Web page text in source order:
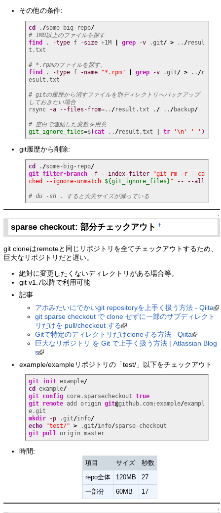
その他の条件:
cd . /some-big-repo/
# 1MB以上のファイルを探す
find
. -type f -size +1M grep -v .git/ > .. /resul
t.txt
# *.rpmのファイルを探す。
find
. -type f -name "*.rpm" grep -v .git/ > .. /r
esult.txt
# gitの履歴から消すファイルを別ディレクトリへバックアップ
しておきたい場合
rsync
-a --files-from=.. /result.txt . / .. /backup/
# 空白で連結した変数を用意
git_ignore_files=$(cat .. /result.txt tr '\n' ' ' )
git履歴から削除:
cd . /some-big-repo/
git filter-branch
-f --index-filter
"git rm -r --ca
ched --ignore-unmatch ${git_ignore_files} " -- --all
# du -sh . すると大夫サイズが減っている
↑
sparse checkout: 部分チェックアウト†
git cloneはremoteと同じリポジトリを全てチェックアウトするため、
巨大なリポジトリだと遅い。
絶対に変更したくないディレクトリがある場合等。
git v1.7以降で利用可能
記事
アホみたいにでかいgit repositoryを上手く扱う方法 - Qiita
git sparse checkout で clone せずに一部のサブディレクト
リだけを pull/checkout する
Gitで特定のディレクトリだけcloneする方法 - Qiita
巨大なリポジトリ を Git で上手く扱う方法 | Atlassian Blog
s
example/exampleリポジトリの「test/」以下をチェックアウト
git init example/
cd
example/
git config core.sparsecheckout true
git remote add origin git@github.com:example/exampl
mkdir
-p .git/info/
echo
"test/" > .git/info/
git pull origin master
時間:
項目 サイズ
秒数
repo全体
120MB
27
一部分
60MB 17
↑